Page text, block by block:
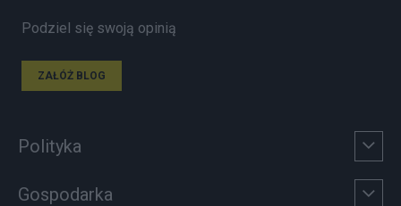
Podziel się swoją opinią
ZAŁÓŻ BLOG
Polityka
Gospodarka